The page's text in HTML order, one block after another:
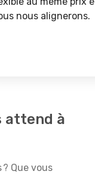
nous alignerons.
attend à
Que vous